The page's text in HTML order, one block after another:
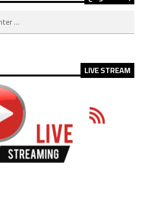
LIVE STREAM